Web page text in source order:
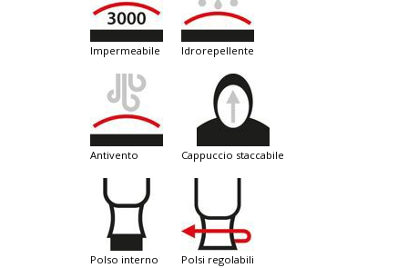
impermeabile idrorepellente
antivento cappuccio staccabile
polso interno polsi regolabili